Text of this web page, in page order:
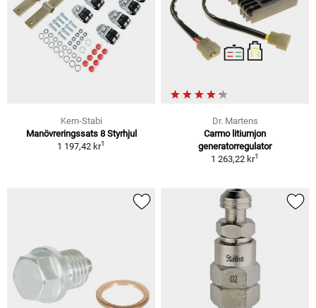
Kern-Stabi
Manövreringssats 8 Styrhjul
1 197,42 kr1
Dr. Martens
Carmo litiumjon
generatorregulator
1 263,22 kr1